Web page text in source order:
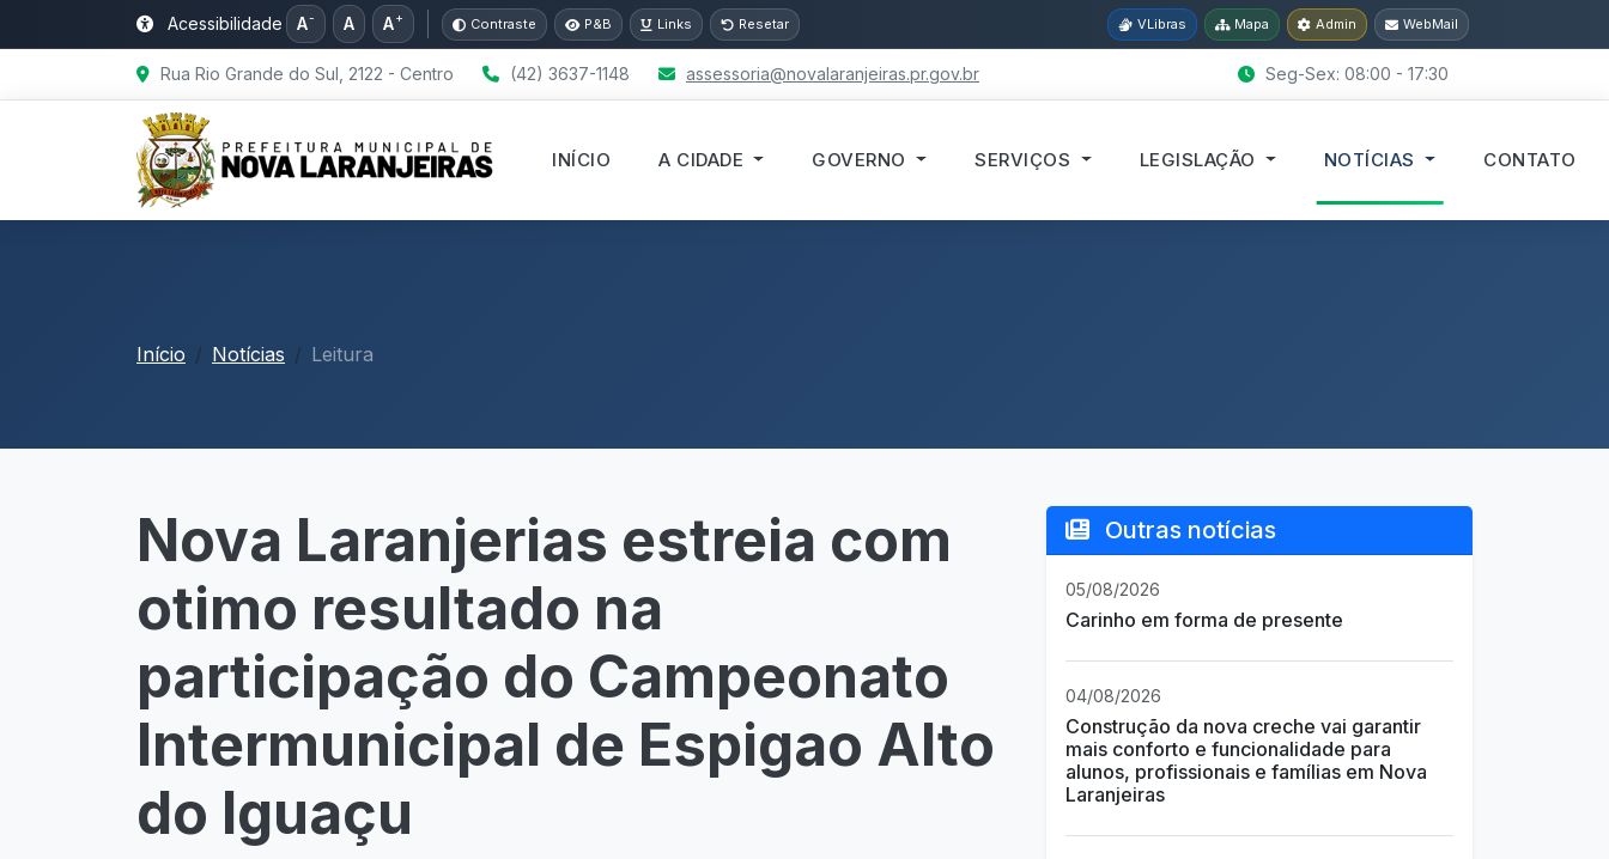
Acessibilidade A- A A+ Contraste P&B Links Resetar VLibras Mapa Admin WebMail
Rua Rio Grande do Sul, 2122 - Centro (42) 3637-1148 assessoria@novalaranjeiras.pr.gov.br Seg-Sex: 08:00 - 17:30
INÍCIO A CIDADE GOVERNO SERVIÇOS LEGISLAÇÃO NOTÍCIAS CONTATO
Início Notícias Leitura
Nova Laranjerias estreia com
otimo resultado na
participação do Campeonato
Intermunicipal de Espigao Alto
do Iguaçu
Outras notícias
05/08/2026
Carinho em forma de presente
04/08/2026
Construção da nova creche vai garantir
mais conforto e funcionalidade para
alunos, profissionais e famílias em Nova
Laranjeiras